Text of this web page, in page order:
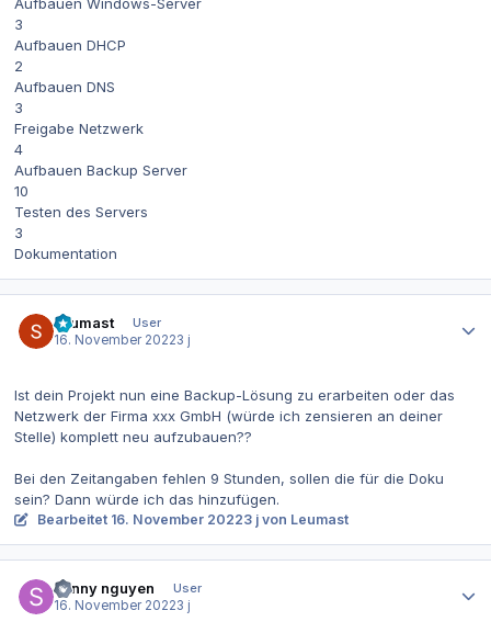
3
Aufbauen DHCP
2
Aufbauen DNS
3
Freigabe Netzwerk
4
Aufbauen Backup Server
10
Testen des Servers
3
Dokumentation
Leumast
User
16. November 20223 j
Ist dein Projekt nun eine Backup-Lösung zu erarbeiten oder das
Netzwerk der Firma xxx GmbH (würde ich zensieren an deiner
Stelle) komplett neu aufzubauen??
Bei den Zeitangaben fehlen 9 Stunden, sollen die für die Doku
sein? Dann würde ich das hinzufügen.
Bearbeitet 16. November 20223 j von Leumast
sonny nguyen
User
16. November 20223 j